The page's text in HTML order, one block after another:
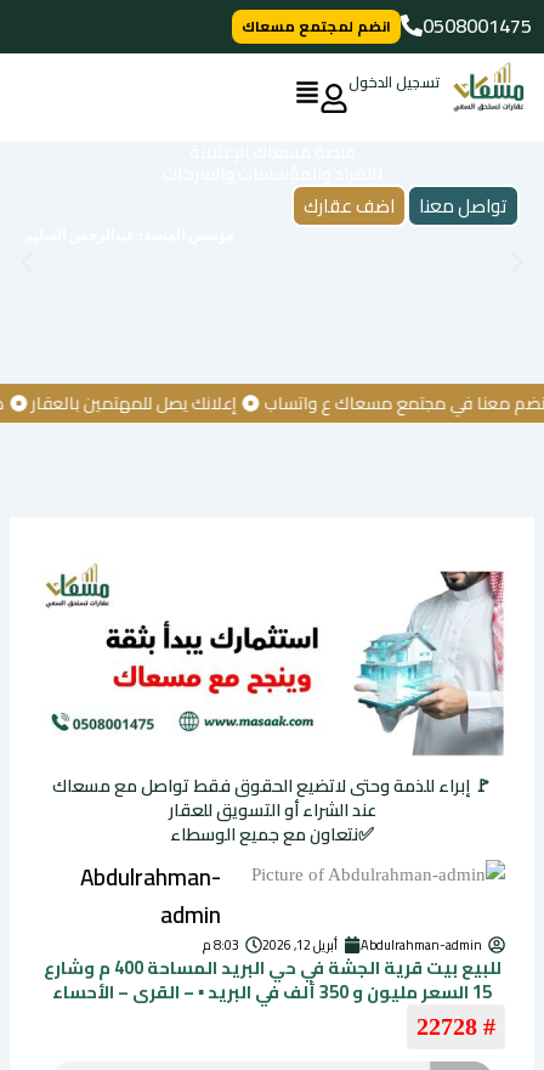
تخطي
إلى
المحتوى
0508001475
انضم لمجتمع مسعاك
تسجيل الدخول
تواصل معنا اضف عقارك
في مجتمع مسعاك ع واتساب إعلانك يصل للمهتمين بالعقار كن
🚩 إبراء للذمة وحتى لاتضيع الحقوق فقط تواصل مع مسعاك
عند الشراء أو التسويق للعقار
✅نتعاون مع جميع الوسطاء
Abdulrahman-
admin
Abdulrahman-admin أبريل 12, 2026 8:03 م
للبيع بيت قرية الجشة في حي البريد المساحة 400 م وشارع
15 السعر مليون و 350 ألف في البريد ▪️ – القرى – الأحساء
# 22728